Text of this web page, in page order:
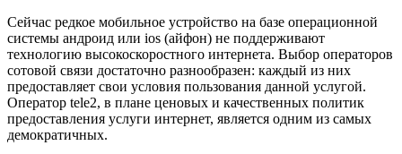
Сейчас редкое мобильное устройство на базе операционной
системы андроид или ios (айфон) не поддерживают
технологию высокоскоростного интернета. Выбор операторов
сотовой связи достаточно разнообразен: каждый из них
предоставляет свои условия пользования данной услугой.
Оператор tele2, в плане ценовых и качественных политик
предоставления услуги интернет, является одним из самых
демократичных.